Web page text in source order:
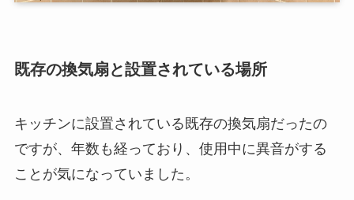
既存の換気扇と設置されている場所
キッチンに設置されている既存の換気扇だったの
ですが、年数も経っており、使用中に異音がする
ことが気になっていました。